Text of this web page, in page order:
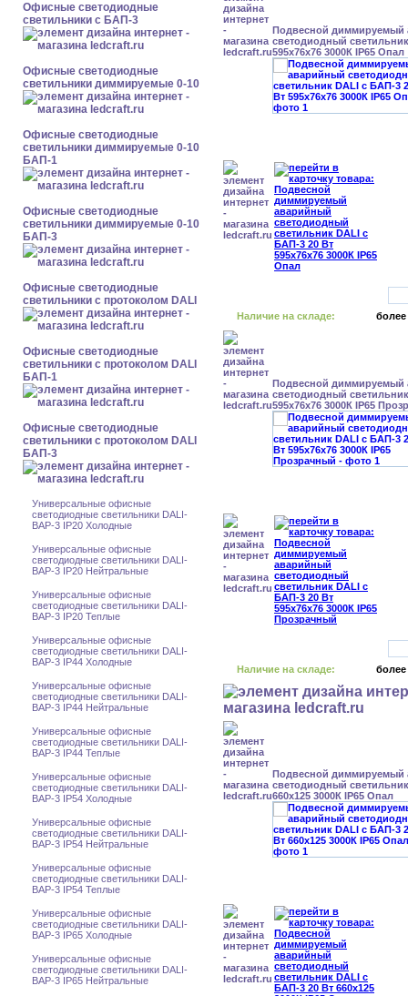
Офисные светодиодные
светильники с БАП-3
Офисные светодиодные
светильники диммируемые 0-10
Офисные светодиодные
светильники диммируемые 0-10
БАП-1
Офисные светодиодные
светильники диммируемые 0-10
БАП-3
Офисные светодиодные
светильники с протоколом DALI
Офисные светодиодные
светильники с протоколом DALI
БАП-1
Офисные светодиодные
светильники с протоколом DALI
БАП-3
Универсальные офисные
светодиодные светильники DALI-
BAP-3 IP20 Холодные
Универсальные офисные
светодиодные светильники DALI-
BAP-3 IP20 Нейтральные
Универсальные офисные
светодиодные светильники DALI-
BAP-3 IP20 Теплые
Универсальные офисные
светодиодные светильники DALI-
BAP-3 IP44 Холодные
Универсальные офисные
светодиодные светильники DALI-
BAP-3 IP44 Нейтральные
Универсальные офисные
светодиодные светильники DALI-
BAP-3 IP44 Теплые
Универсальные офисные
светодиодные светильники DALI-
BAP-3 IP54 Холодные
Универсальные офисные
светодиодные светильники DALI-
BAP-3 IP54 Нейтральные
Универсальные офисные
светодиодные светильники DALI-
BAP-3 IP54 Теплые
Универсальные офисные
светодиодные светильники DALI-
BAP-3 IP65 Холодные
Универсальные офисные
светодиодные светильники DALI-
BAP-3 IP65 Нейтральные
Подвесной диммируемый
светодиодный
595x76x76 3000К IP65 Опал
Наличие на складе: более
Подвесной диммируемый
светодиодный
595x76x76 3000К IP65
Наличие на складе: более
Подвесной диммируемый
светодиодный
660x125 3000К IP65 Опал